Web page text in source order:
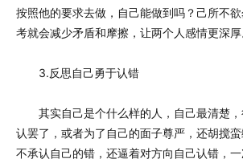
按照他的要求去做，自己能做到吗？己所不
考就会减少矛盾和摩擦，让两个人感情更深厚
3.反思自己勇于认错
其实自己是个什么样的人，自己最清楚，
认罢了，或者为了自己的面子尊严，还胡搅蛮
不承认自己的错，还逼着对方向自己认错，一